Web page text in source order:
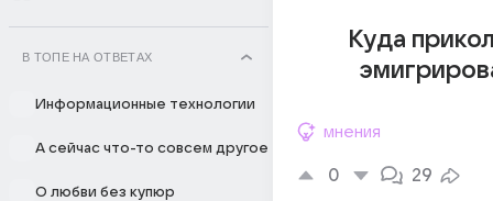
В ТОПЕ НА ОТВЕТАХ
Информационные технологии
А сейчас что-то совсем другое
О любви без купюр
Куда
мнения
0 29